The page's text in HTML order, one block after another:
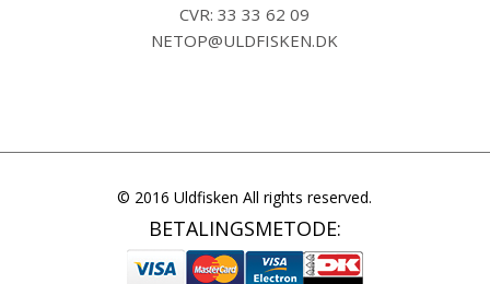
CVR: 33 33 62 09
NETOP@ULDFISKEN.DK
© 2016 Uldfisken All rights reserved.
BETALINGSMETODE: